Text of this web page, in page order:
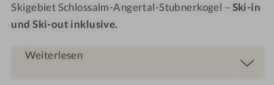
Skigebiet Schlossalm-Angertal-Stubnerkogel – Ski-in
und Ski-out inklusive.
Weiterlesen